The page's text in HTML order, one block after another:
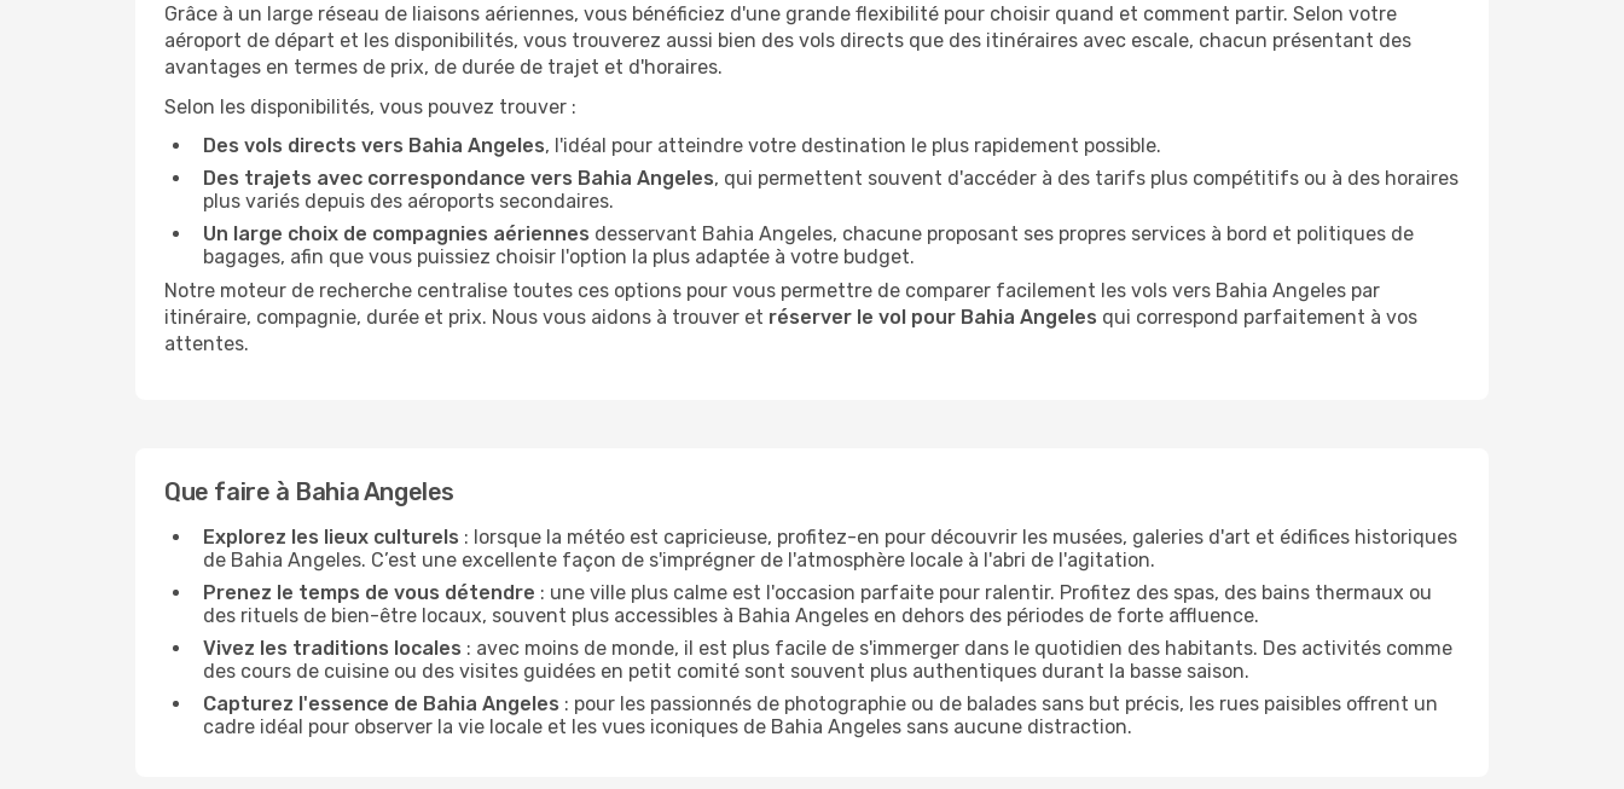
Grâce à un large réseau de liaisons aériennes, vous bénéficiez d'une grande flexibilité pour choisir quand et comment partir. Selon votre
aéroport de départ et les disponibilités, vous trouverez aussi bien des vols directs que des itinéraires avec escale, chacun présentant des
avantages en termes de prix, de durée de trajet et d'horaires.
Selon les disponibilités, vous pouvez trouver :
Des vols directs vers Bahia Angeles, l'idéal pour atteindre votre destination le plus rapidement possible.
Des trajets avec correspondance vers Bahia Angeles, qui permettent souvent d'accéder à des tarifs plus compétitifs ou à des horaires
plus variés depuis des aéroports secondaires.
Un large choix de compagnies aériennes desservant Bahia Angeles, chacune proposant ses propres services à bord et politiques de
bagages, afin que vous puissiez choisir l'option la plus adaptée à votre budget.
Notre moteur de recherche centralise toutes ces options pour vous permettre de comparer facilement les vols vers Bahia Angeles par
itinéraire, compagnie, durée et prix. Nous vous aidons à trouver et réserver le vol pour Bahia Angeles qui correspond parfaitement à vos
attentes.
Que faire à Bahia Angeles
Explorez les lieux culturels : lorsque la météo est capricieuse, profitez-en pour découvrir les musées, galeries d'art et édifices historiques
de Bahia Angeles. C’est une excellente façon de s'imprégner de l'atmosphère locale à l'abri de l'agitation.
Prenez le temps de vous détendre : une ville plus calme est l'occasion parfaite pour ralentir. Profitez des spas, des bains thermaux ou
des rituels de bien-être locaux, souvent plus accessibles à Bahia Angeles en dehors des périodes de forte affluence.
Vivez les traditions locales : avec moins de monde, il est plus facile de s'immerger dans le quotidien des habitants. Des activités comme
des cours de cuisine ou des visites guidées en petit comité sont souvent plus authentiques durant la basse saison.
Capturez l'essence de Bahia Angeles : pour les passionnés de photographie ou de balades sans but précis, les rues paisibles offrent un
cadre idéal pour observer la vie locale et les vues iconiques de Bahia Angeles sans aucune distraction.